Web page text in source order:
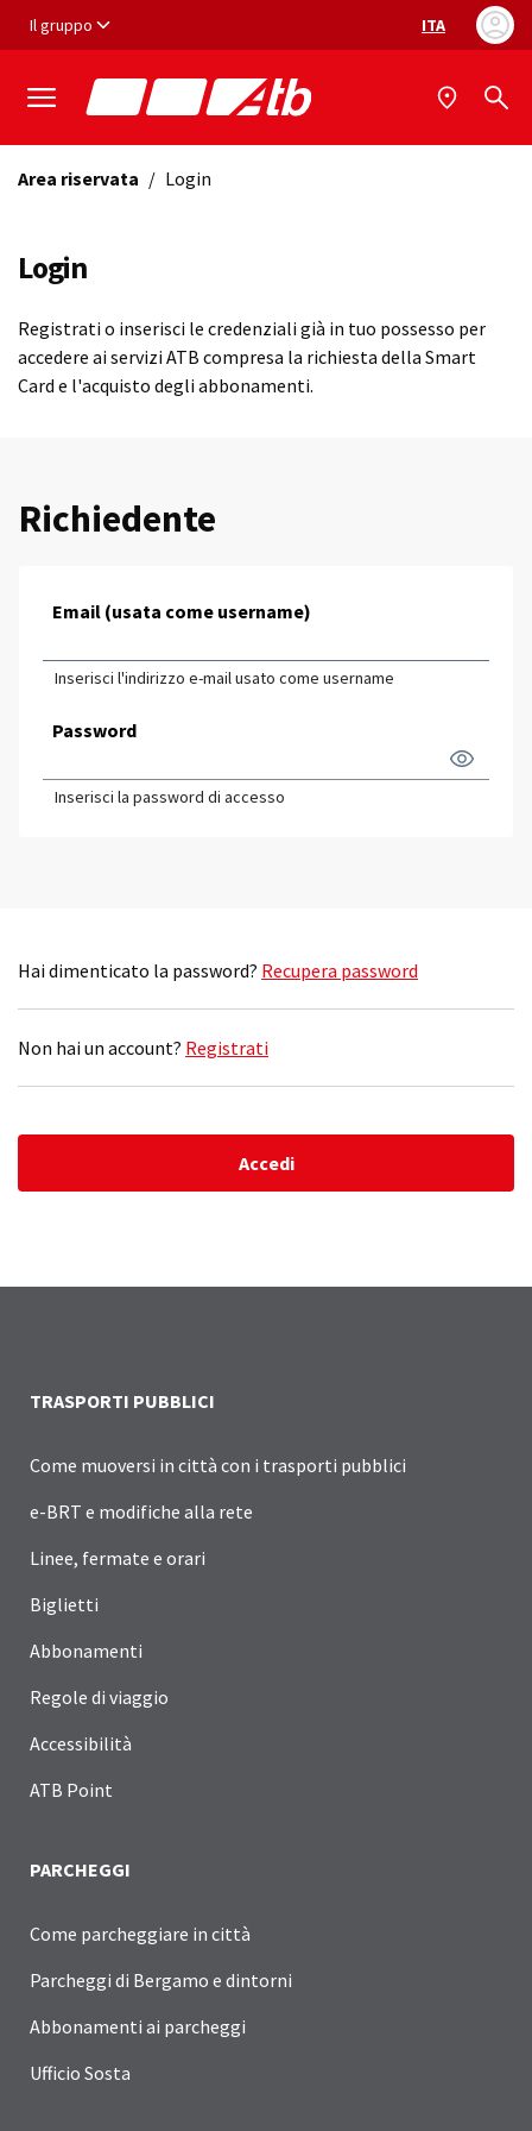
Vai ai contenuti
Vai al footer
Il gruppo Selezione
ITA
Area riservata / Login
Login
Registrati o inserisci le credenziali già in tuo possesso per
accedere ai servizi ATB compresa la richiesta della Smart
Card e l'acquisto degli abbonamenti.
Richiedente
Email (usata come username)
Inserisci l'indirizzo e-mail usato come username
Password
Inserisci la password di accesso
Hai dimenticato la password? Recupera password
Non hai un account? Registrati
Accedi
TRASPORTI PUBBLICI
Come muoversi in città con i trasporti pubblici
e-BRT e modifiche alla rete
Linee, fermate e orari
Biglietti
Abbonamenti
Regole di viaggio
Accessibilità
ATB Point
PARCHEGGI
Come parcheggiare in città
Parcheggi di Bergamo e dintorni
Abbonamenti ai parcheggi
Ufficio Sosta